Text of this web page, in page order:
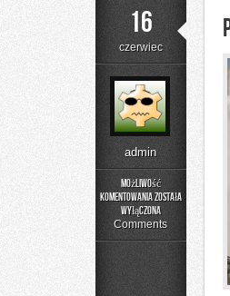
16
czerwiec
admin
Możliwość
komentowania
Poradniki
Użytkownika
została
wyłączona
Comments